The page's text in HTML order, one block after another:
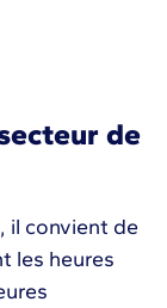
de
il convient de
les heures